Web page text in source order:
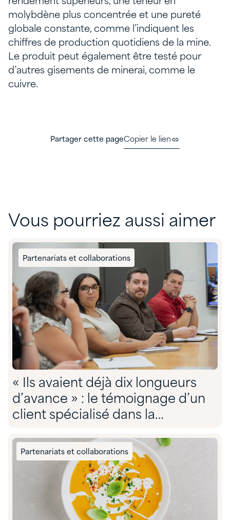
molybdène plus concentrée et une pureté
globale constante, comme l’indiquent les
chiffres de production quotidiens de la mine.
Le produit peut également être testé pour
d’autres gisements de minerai, comme le
cuivre.
Partager cette pageCopier le lien
Vous pourriez aussi aimer
Partenariats et collaborations
« Ils avaient déjà dix longueurs
d’avance » : le témoignage d’un
client spécialisé dans la
son partenariat avec Quadra »
Partenariats et collaborations